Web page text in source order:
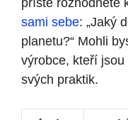
příště rozhodnete
sami sebe: „Jaký
planetu?“ Mohli
výrobce, kteří
svých praktik.